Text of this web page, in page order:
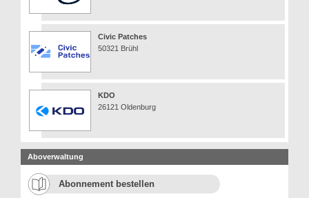
Civic Patches
50321 Brühl
KDO
26121 Oldenburg
Aboverwaltung
Abonnement bestellen